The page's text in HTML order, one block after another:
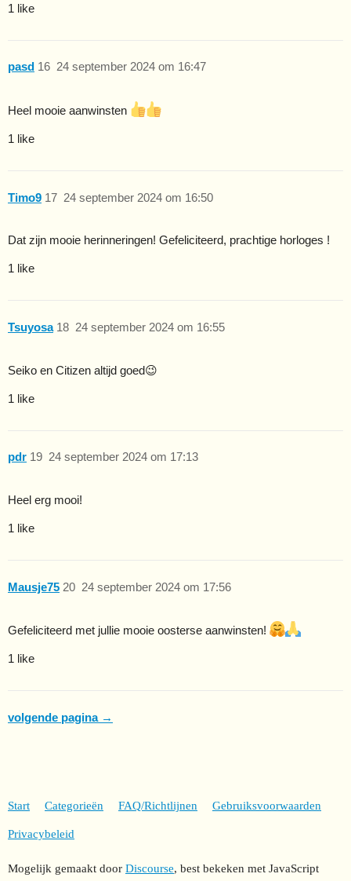
1 like
pasd 24 september 2024 om 16:47
16
Heel mooie aanwinsten
1 like
Timo9 24 september 2024 om 16:50
17
Dat zijn mooie herinneringen! Gefeliciteerd, prachtige horloges !
1 like
Tsuyosa 24 september 2024 om 16:55
18
Seiko en Citizen altijd goed😉
1 like
pdr 24 september 2024 om 17:13
19
Heel erg mooi!
1 like
Mausje75 24 september 2024 om 17:56
20
Gefeliciteerd met jullie mooie oosterse aanwinsten!
1 like
volgende pagina →
Start Categorieën FAQ/Richtlijnen Gebruiksvoorwaarden
Privacybeleid
Mogelijk gemaakt door Discourse, best bekeken met JavaScript